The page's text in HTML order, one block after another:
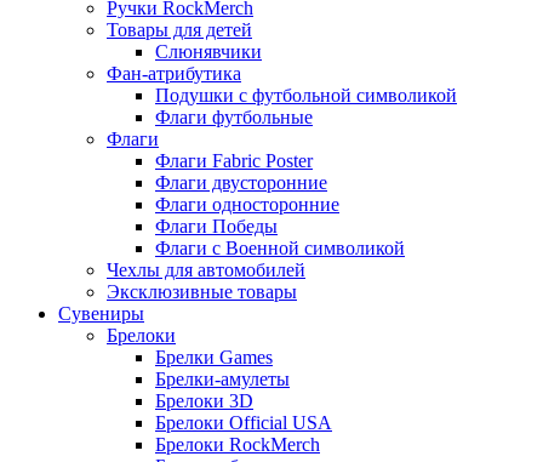
Ручки RockMerch
Товары для детей
Слюнявчики
Фан-атрибутика
Подушки с футбольной символикой
Флаги футбольные
Флаги
Флаги Fabric Poster
Флаги двусторонние
Флаги односторонние
Флаги Победы
Флаги с Военной символикой
Чехлы для автомобилей
Эксклюзивные товары
Сувениры
Брелоки
Брелки Games
Брелки-амулеты
Брелоки 3D
Брелоки Official USA
Брелоки RockMerch